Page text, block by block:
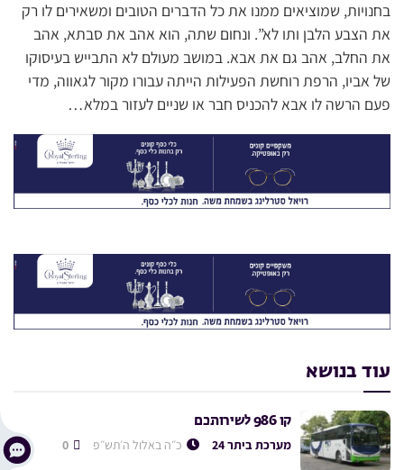
בחנויות, שמוציאים ממנו את כל הדברים הטובים ומשאירים לו רק
את הצבע הלבן ותו לא”. ונחום שתה, הוא אהב את סבתא, אהב
את החלב, אהב גם את אבא. במושב מעולם לא התבייש בעיסוקו
של אביו, הרפת רוחשת הפעילות הייתה עבורו מקור לגאווה, מדי
פעם הרשה לו אבא להכניס חבר או שניים לעזור במלא…
עוד בנושא
קו 986 לשירותכם
מערכת ביתר 24 כ״ה באלול ה׳תש״פ